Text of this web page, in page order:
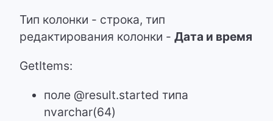
Тип колонки - строка, тип
редактирования колонки - Дата и время
GetItems:
поле @result.started типа
nvarchar(64)